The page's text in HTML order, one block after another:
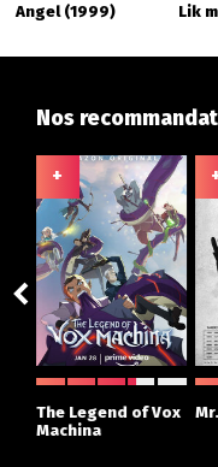
Angel (1999) Lik
Nos
+
The Legend of Vox
Machina